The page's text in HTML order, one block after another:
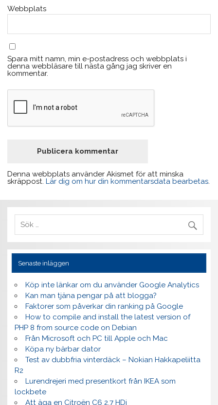
Webbplats
Spara mitt namn, min e-postadress och webbplats i
denna webbläsare till nästa gång jag skriver en
kommentar.
Denna webbplats använder Akismet för att minska
skräppost.Lär dig om hur din kommentarsdata bearbetas.
Senaste inläggen
Köp inte länkar om du använder Google Analytics
Kan man tjäna pengar på att blogga?
Faktorer som påverkar din ranking på Google
How to compile and install the latest version of
PHP 8 from source code on Debian
Från Microsoft och PC till Apple och Mac
Köpa ny bärbar dator
Test av dubbfria vinterdäck – Nokian Hakkapeliitta
R2
Lurendrejeri med presentkort från IKEA som
lockbete
Att äga en Citroën C6 2.7 HDi